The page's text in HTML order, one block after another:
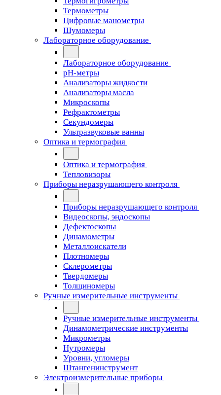
Термометры
Цифровые манометры
Шумомеры
Лабораторное оборудование
Лабораторное оборудование
pH-метры
Анализаторы жидкости
Анализаторы масла
Микроскопы
Рефрактометры
Секундомеры
Ультразвуковые ванны
Оптика и термография
Оптика и термография
Тепловизоры
Приборы неразрушающего контроля
Приборы неразрушающего контроля
Видеоскопы, эндоскопы
Дефектоскопы
Динамометры
Металлоискатели
Плотномеры
Склерометры
Твердомеры
Толщиномеры
Ручные измерительные инструменты
Ручные измерительные инструменты
Динамометрические инструменты
Микрометры
Нутромеры
Уровни, угломеры
Штангенинструмент
Электроизмерительные приборы